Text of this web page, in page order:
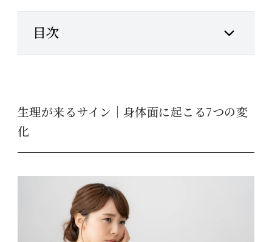
目次
生理が来るサイン｜身体面に起こる7つの変
化